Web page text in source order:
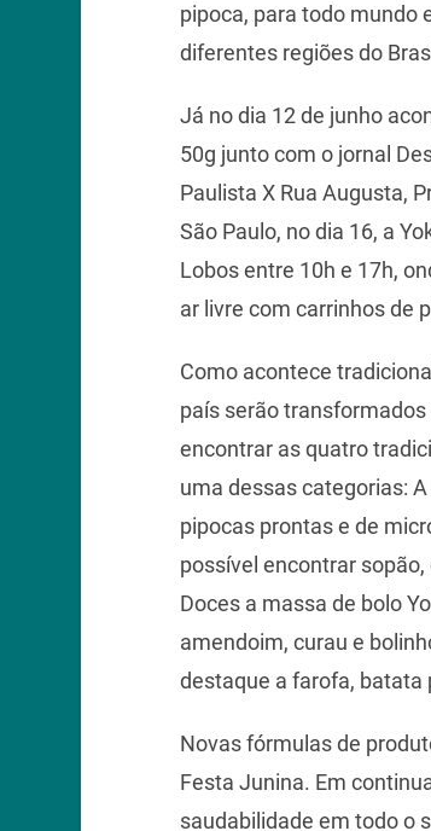
pipoca, para todo mundo
diferentes regiões do
Já no dia 12 de junho
50g junto com o jornal
Paulista X Rua Augusta,
São Paulo, no dia 16, a
Lobos entre 10h e 17h,
ar livre com carrinhos de
Como acontece
país serão
encontrar as quatro
uma dessas categorias:
pipocas prontas e de
possível encontrar
Doces a massa de bolo
amendoim, curau e
destaque a farofa, batata
Novas fórmulas de
Festa Junina. Em
saudabilidade em todo o